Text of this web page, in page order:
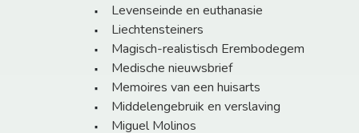
Levenseinde en euthanasie
Liechtensteiners
Magisch-realistisch Erembodegem
Medische nieuwsbrief
Memoires van een huisarts
Middelengebruik en verslaving
Miguel Molinos